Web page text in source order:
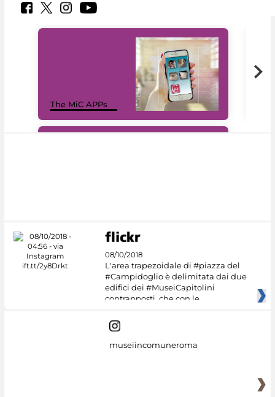
The MiC APPs
08/10/2018
L'area trapezoidale di #piazza del
#Campidoglio è delimitata dai due
edifici dei #MuseiCapitolini
contrapposti, che con le
museiincomuneroma